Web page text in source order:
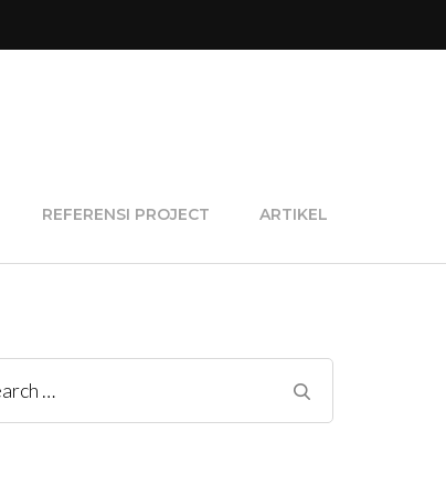
REFERENSI PROJECT ARTIKEL